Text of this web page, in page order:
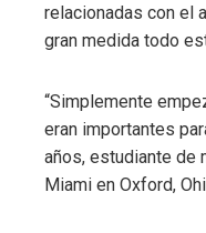
relacionadas con el
gran medida todo
“Simplemente
eran importantes
años, estudiante de
Miami en Oxford,